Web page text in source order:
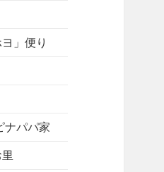
」便り
ナパパ家